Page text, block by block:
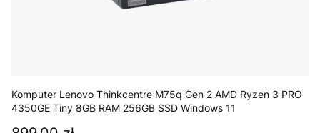
Komputer Lenovo Thinkcentre M75q Gen 2 AMD Ryzen 3 PRO
4350GE Tiny 8GB RAM 256GB SSD Windows 11